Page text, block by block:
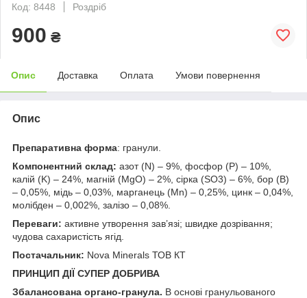
Код: 8448
Роздріб
900 ₴
Опис Доставка Оплата Умови повернення
Опис
Препаративна форма: гранули.
Компонентний склад: азот (N) – 9%, фосфор (P) – 10%,
калій (K) – 24%, магній (MgO) – 2%, сірка (SO3) – 6%, бор (B)
– 0,05%, мідь – 0,03%, марганець (Mn) – 0,25%, цинк – 0,04%,
молібден – 0,002%, залізо – 0,08%.
Переваги: активне утворення зав’язі; швидке дозрівання;
чудова сахаристість ягід.
Постачальник: Nova Minerals ТОВ КТ
ПРИНЦИП ДІЇ СУПЕР ДОБРИВА
Збалансована органо-гранула. В основі гранульованого